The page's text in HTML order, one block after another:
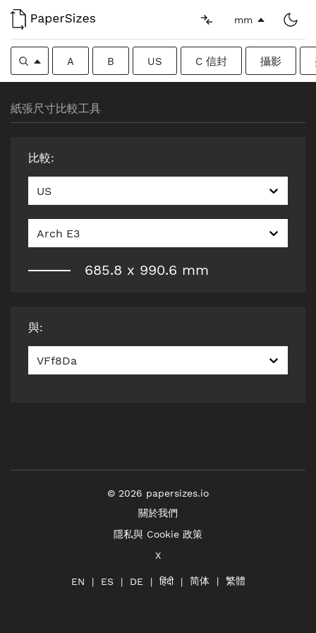
mm
A B US C 信封 攝影
紙張尺寸比較工具
比較:
US
Arch E3
685.8 x 990.6 mm
與:
VFf8Da
© 2026 papersizes.io
關於我們
隱私與 Cookie 政策
X
EN ES DE हिंदी 简体 繁體